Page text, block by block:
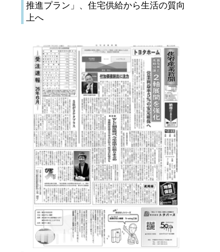
推進プラン」、住宅供給から生活の質向
上へ